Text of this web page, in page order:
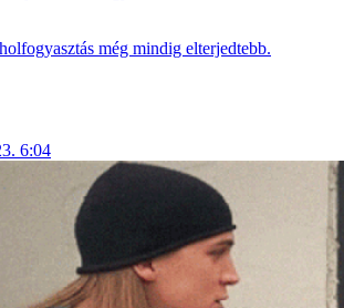
még mindig elterjedtebb.
6:04